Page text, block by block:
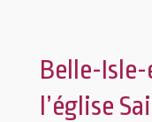
Belle-
l’église